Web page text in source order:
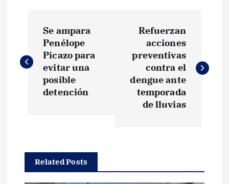
v
a
c
Se ampara
Penélope
Picazo para
evitar una
posible
detención
Refuerzan
acciones
preventivas
contra el
dengue ante
temporada
de lluvias
Related Posts